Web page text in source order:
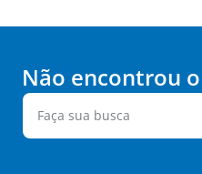
Não encontrou